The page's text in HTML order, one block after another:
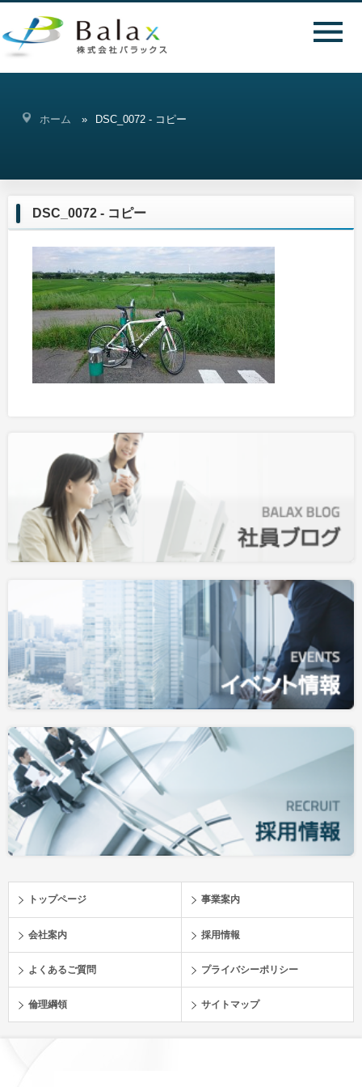
ホーム DSC_0072 - コピー
DSC_0072 - コピー
トップページ 事業案内
会社案内 採用情報
よくあるご質問 プライバシーポリシー
倫理綱領 サイトマップ